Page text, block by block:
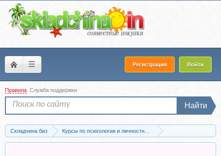
☰ Регистрация Войти
Правила Служба поддержки
Найти
Складчина биз
Курсы по психологии и личностному развитию
Отношения и семейная психология
Скачать Атрибуция. Часть 1.